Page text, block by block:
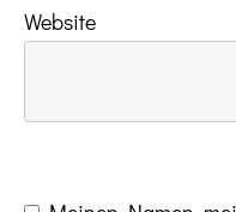
Website